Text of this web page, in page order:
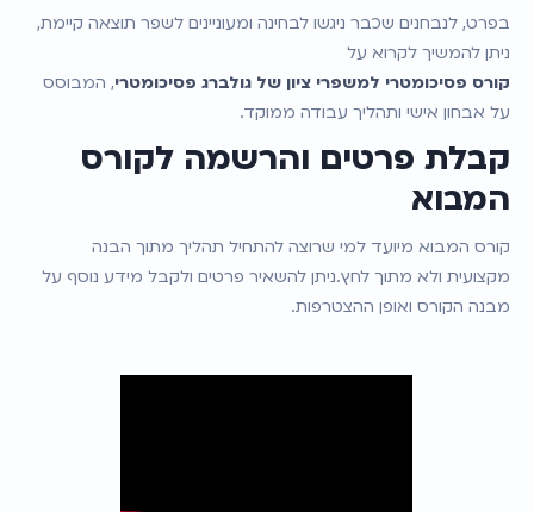
בפרט, לנבחנים שכבר ניגשו לבחינה ומעוניינים לשפר תוצאה קיימת,
ניתן להמשיך לקרוא על
קורס פסיכומטרי למשפרי ציון של גולברג פסיכומטרי, המבוסס
על אבחון אישי ותהליך עבודה ממוקד.
קבלת פרטים והרשמה לקורס
המבוא
קורס המבוא מיועד למי שרוצה להתחיל תהליך מתוך הבנה
מקצועית ולא מתוך לחץ.ניתן להשאיר פרטים ולקבל מידע נוסף על
מבנה הקורס ואופן ההצטרפות.